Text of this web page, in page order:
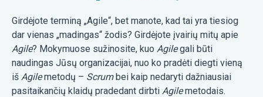
Girdėjote terminą „Agile“, bet manote, kad tai yra tiesiog
dar vienas „madingas“ žodis? Girdėjote įvairių mitų apie
Agile? Mokymuose sužinosite, kuo Agilegali būti
naudingas Jūsų organizacijai, nuo ko pradėti diegti vieną
iš Agilemetodų – Scrumbei kaip nedaryti dažniausiai
pasitaikančių klaidų pradedant dirbti Agilemetodais.